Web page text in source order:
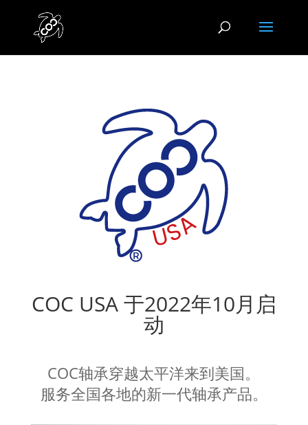
COC USA 于2022年10月启
动
COC轴承穿越太平洋来到美国。
服务全国各地的新一代轴承产品。